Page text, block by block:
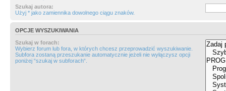
Szukaj autora:
Użyj * jako zamiennika dowolnego ciągu znaków.
OPCJE WYSZUKIWANIA
Szukaj w forach:
Wybierz forum lub fora, w których chcesz przeprowadzić wyszukiwanie.
Subfora zostaną przeszukanie automatycznie jeżeli nie wyłączysz opcji
poniżej “szukaj w subforach“.